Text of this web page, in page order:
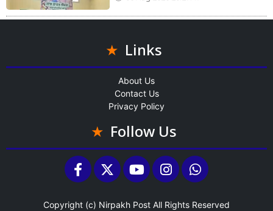
Links
About Us
Contact Us
Privacy Policy
Follow Us
Copyright (c) Nirpakh Post All Rights Reserved